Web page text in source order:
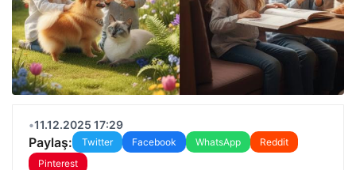
•11.12.2025 17:29
Paylaş: Twitter Facebook WhatsApp
Reddit
Pinterest